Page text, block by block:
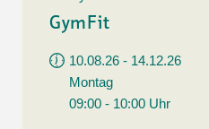
GymFit
10.08.26 - 14.12.26
Montag
09:00 - 10:00 Uhr